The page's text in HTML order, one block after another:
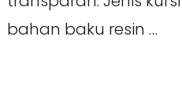
bahan baku resin …